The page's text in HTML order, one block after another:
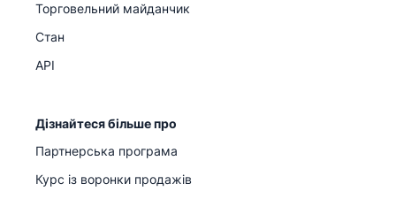
Торговельний майданчик
Стан
API
Дізнайтеся більше про
Партнерська програма
Курс із воронки продажів